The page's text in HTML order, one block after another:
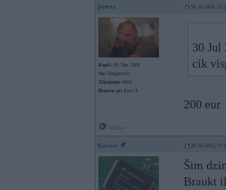
janexz 30. Jul 2016,
Kopš: 09. Dec 2006
No: Daugavpils
Ziņojumi: 8061
Braucu ar: Euro 4
30 Jul
cik
200 eur
Kaross 30. Jul 2016,
Šim
Braukt